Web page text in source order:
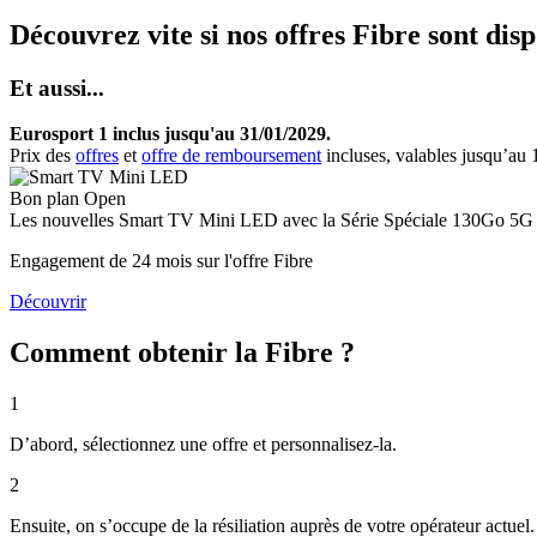
Découvrez vite si nos offres Fibre sont
Et aussi...
Eurosport 1 inclus jusqu'au 31/01/2029.
Prix des offres etoffre de remboursementincluses, valables jusqu’au
Bon plan Open
Les nouvelles Smart TV Mini LED avec la Série Spéciale 130Go
Engagement de 24 mois sur l'offre Fibre
Découvrir
Comment obtenir la Fibre ?
1
D’abord, sélectionnez une offre et personnalisez-la.
2
Ensuite, on s’occupe de la résiliation auprès de votre opérateur